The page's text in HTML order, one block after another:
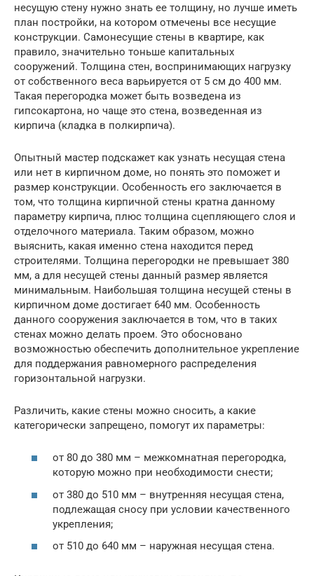
несущую стену нужно знать ее толщину, но лучше иметь
план постройки, на котором отмечены все несущие
конструкции. Самонесущие стены в квартире, как
правило, значительно тоньше капитальных
сооружений. Толщина стен, воспринимающих нагрузку
от собственного веса варьируется от 5 см до 400 мм.
Такая перегородка может быть возведена из
гипсокартона, но чаще это стена, возведенная из
кирпича (кладка в полкирпича).
Опытный мастер подскажет как узнать несущая стена
или нет в кирпичном доме, но понять это поможет и
размер конструкции. Особенность его заключается в
том, что толщина кирпичной стены кратна данному
параметру кирпича, плюс толщина сцепляющего слоя и
отделочного материала. Таким образом, можно
выяснить, какая именно стена находится перед
строителями. Толщина перегородки не превышает 380
мм, а для несущей стены данный размер является
минимальным. Наибольшая толщина несущей стены в
кирпичном доме достигает 640 мм. Особенность
данного сооружения заключается в том, что в таких
стенах можно делать проем. Это обосновано
возможностью обеспечить дополнительное укрепление
для поддержания равномерного распределения
горизонтальной нагрузки.
Различить, какие стены можно сносить, а какие
категорически запрещено, помогут их параметры:
от 80 до 380 мм – межкомнатная перегородка,
которую можно при необходимости снести;
от 380 до 510 мм – внутренняя несущая стена,
подлежащая сносу при условии качественного
укрепления;
от 510 до 640 мм – наружная несущая стена.